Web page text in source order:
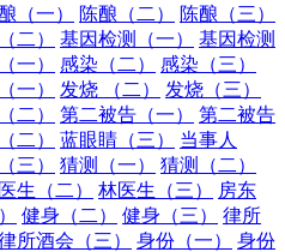
（一） 陈酿（二）
陈酿（三）
二） 基因检测（一）
基因检测
一） 感染（二）
感染（三）
一） 发烧 （二）
发烧（三）
二） 第二被告（一）
第二被告
二） 蓝眼睛（三）
当事人
三） 猜测（一）
猜测（二）
生（二） 林医生（三）
房东
健身（二） 健身（三）
律所
所酒会（三） 身份（一）
身份